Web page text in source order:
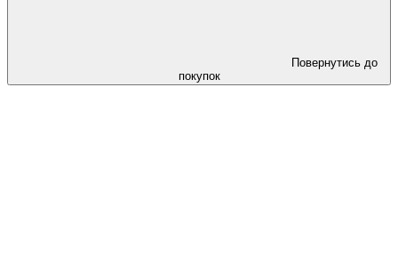
Повернутись до
покупок